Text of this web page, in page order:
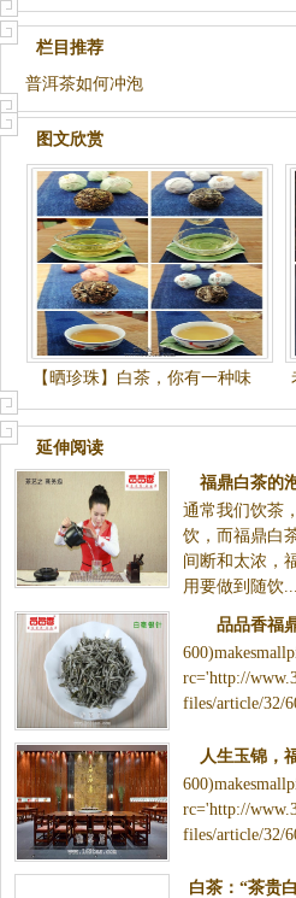
栏目推荐
普洱茶如何冲泡
图文欣赏
【晒珍珠】白茶，你有一种味
道叫阳光
延伸阅读
福鼎白茶的
通常我们饮茶
饮，而福鼎白
间断和太浓，
用要做到随饮...
品品香福
rc='http://
files/article/32/
人生玉锦，
rc='http://
files/article/32/
白茶：“茶贵